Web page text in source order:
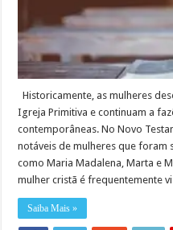
Historicamente, as mulheres
Igreja Primitiva e continuam a
contemporâneas. No Novo
notáveis de mulheres que foram
como Maria Madalena, Marta e
mulher cristã é frequentemente
Saiba Mais »